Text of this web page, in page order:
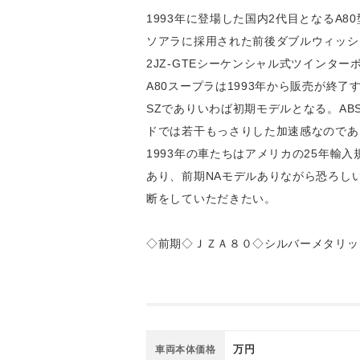
1993年に登場した国内2代目となる
ソアラに採用された前後ダブルウィッ
2JZ-GTEシーケンシャル式ツインター
A80スープラは1993年から販売が終了
SZでありいわば初期モデルとなる。
ドでは若干もっさりした加速感なので
1993年の車たちはアメリカの25年輸入
あり、前期NAモデルありながら恐ろし
断をしていただきたい。
◇前期◇ＪＺＡ８０◇シルバーメタリ
車両本体価格 万円